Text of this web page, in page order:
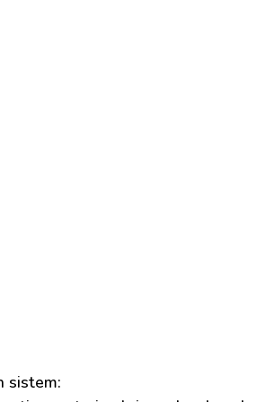
sistem: